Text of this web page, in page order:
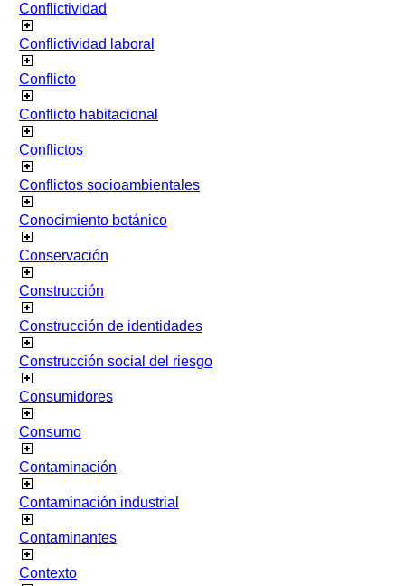
Conflictividad
Conflictividad laboral
Conflicto
Conflicto habitacional
Conflictos
Conflictos socioambientales
Conocimiento botánico
Conservación
Construcción
Construcción de identidades
Construcción social del riesgo
Consumidores
Consumo
Contaminación
Contaminación industrial
Contaminantes
Contexto